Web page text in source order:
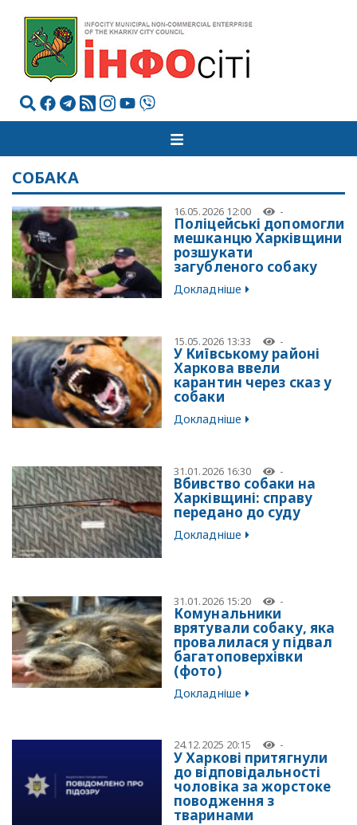
СОБАКА
16.05.2026 12:00 -
Поліцейські допомогли
мешканцю Харківщини
розшукати
загубленого собаку
Докладніше
15.05.2026 13:33 -
У Київському районі
Харкова ввели
карантин через сказ у
собаки
Докладніше
31.01.2026 16:30 -
Вбивство собаки на
Харківщині: справу
передано до суду
Докладніше
31.01.2026 15:20 -
Комунальники
врятували собаку, яка
провалилася у підвал
багатоповерхівки
(фото)
Докладніше
24.12.2025 20:15 -
У Харкові притягнули
до відповідальності
чоловіка за жорстоке
поводження з
тваринами